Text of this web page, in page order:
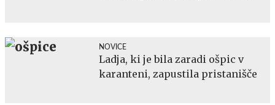
NOVICE
Ladja, ki je bila zaradi ošpic v
karanteni, zapustila pristanišče